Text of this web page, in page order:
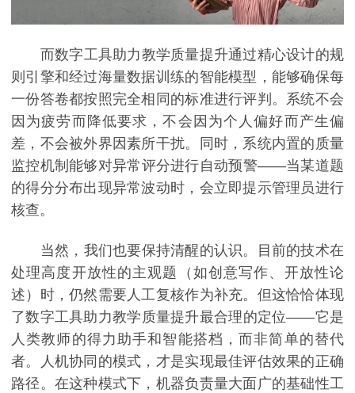
而数字工具助力教学质量提升通过精心设计的规
则引擎和经过海量数据训练的智能模型，能够确保每
一份答卷都按照完全相同的标准进行评判。系统不会
因为疲劳而降低要求，不会因为个人偏好而产生偏
差，不会被外界因素所干扰。同时，系统内置的质量
监控机制能够对异常评分进行自动预警——当某道题
的得分分布出现异常波动时，会立即提示管理员进行
核查。
当然，我们也要保持清醒的认识。目前的技术在
处理高度开放性的主观题（如创意写作、开放性论
述）时，仍然需要人工复核作为补充。但这恰恰体现
了数字工具助力教学质量提升最合理的定位——它是
人类教师的得力助手和智能搭档，而非简单的替代
者。人机协同的模式，才是实现最佳评估效果的正确
路径。在这种模式下，机器负责量大面广的基础性工